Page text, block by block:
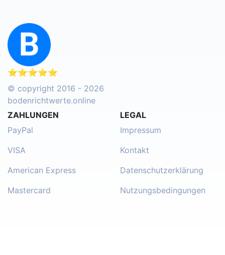
⭐⭐⭐⭐⭐
© copyright 2016 - 2026
bodenrichtwerte.online
ZAHLUNGEN
PayPal
VISA
American Express
Mastercard
LEGAL
Impressum
Kontakt
Datenschutzerklärung
Nutzungsbedingungen